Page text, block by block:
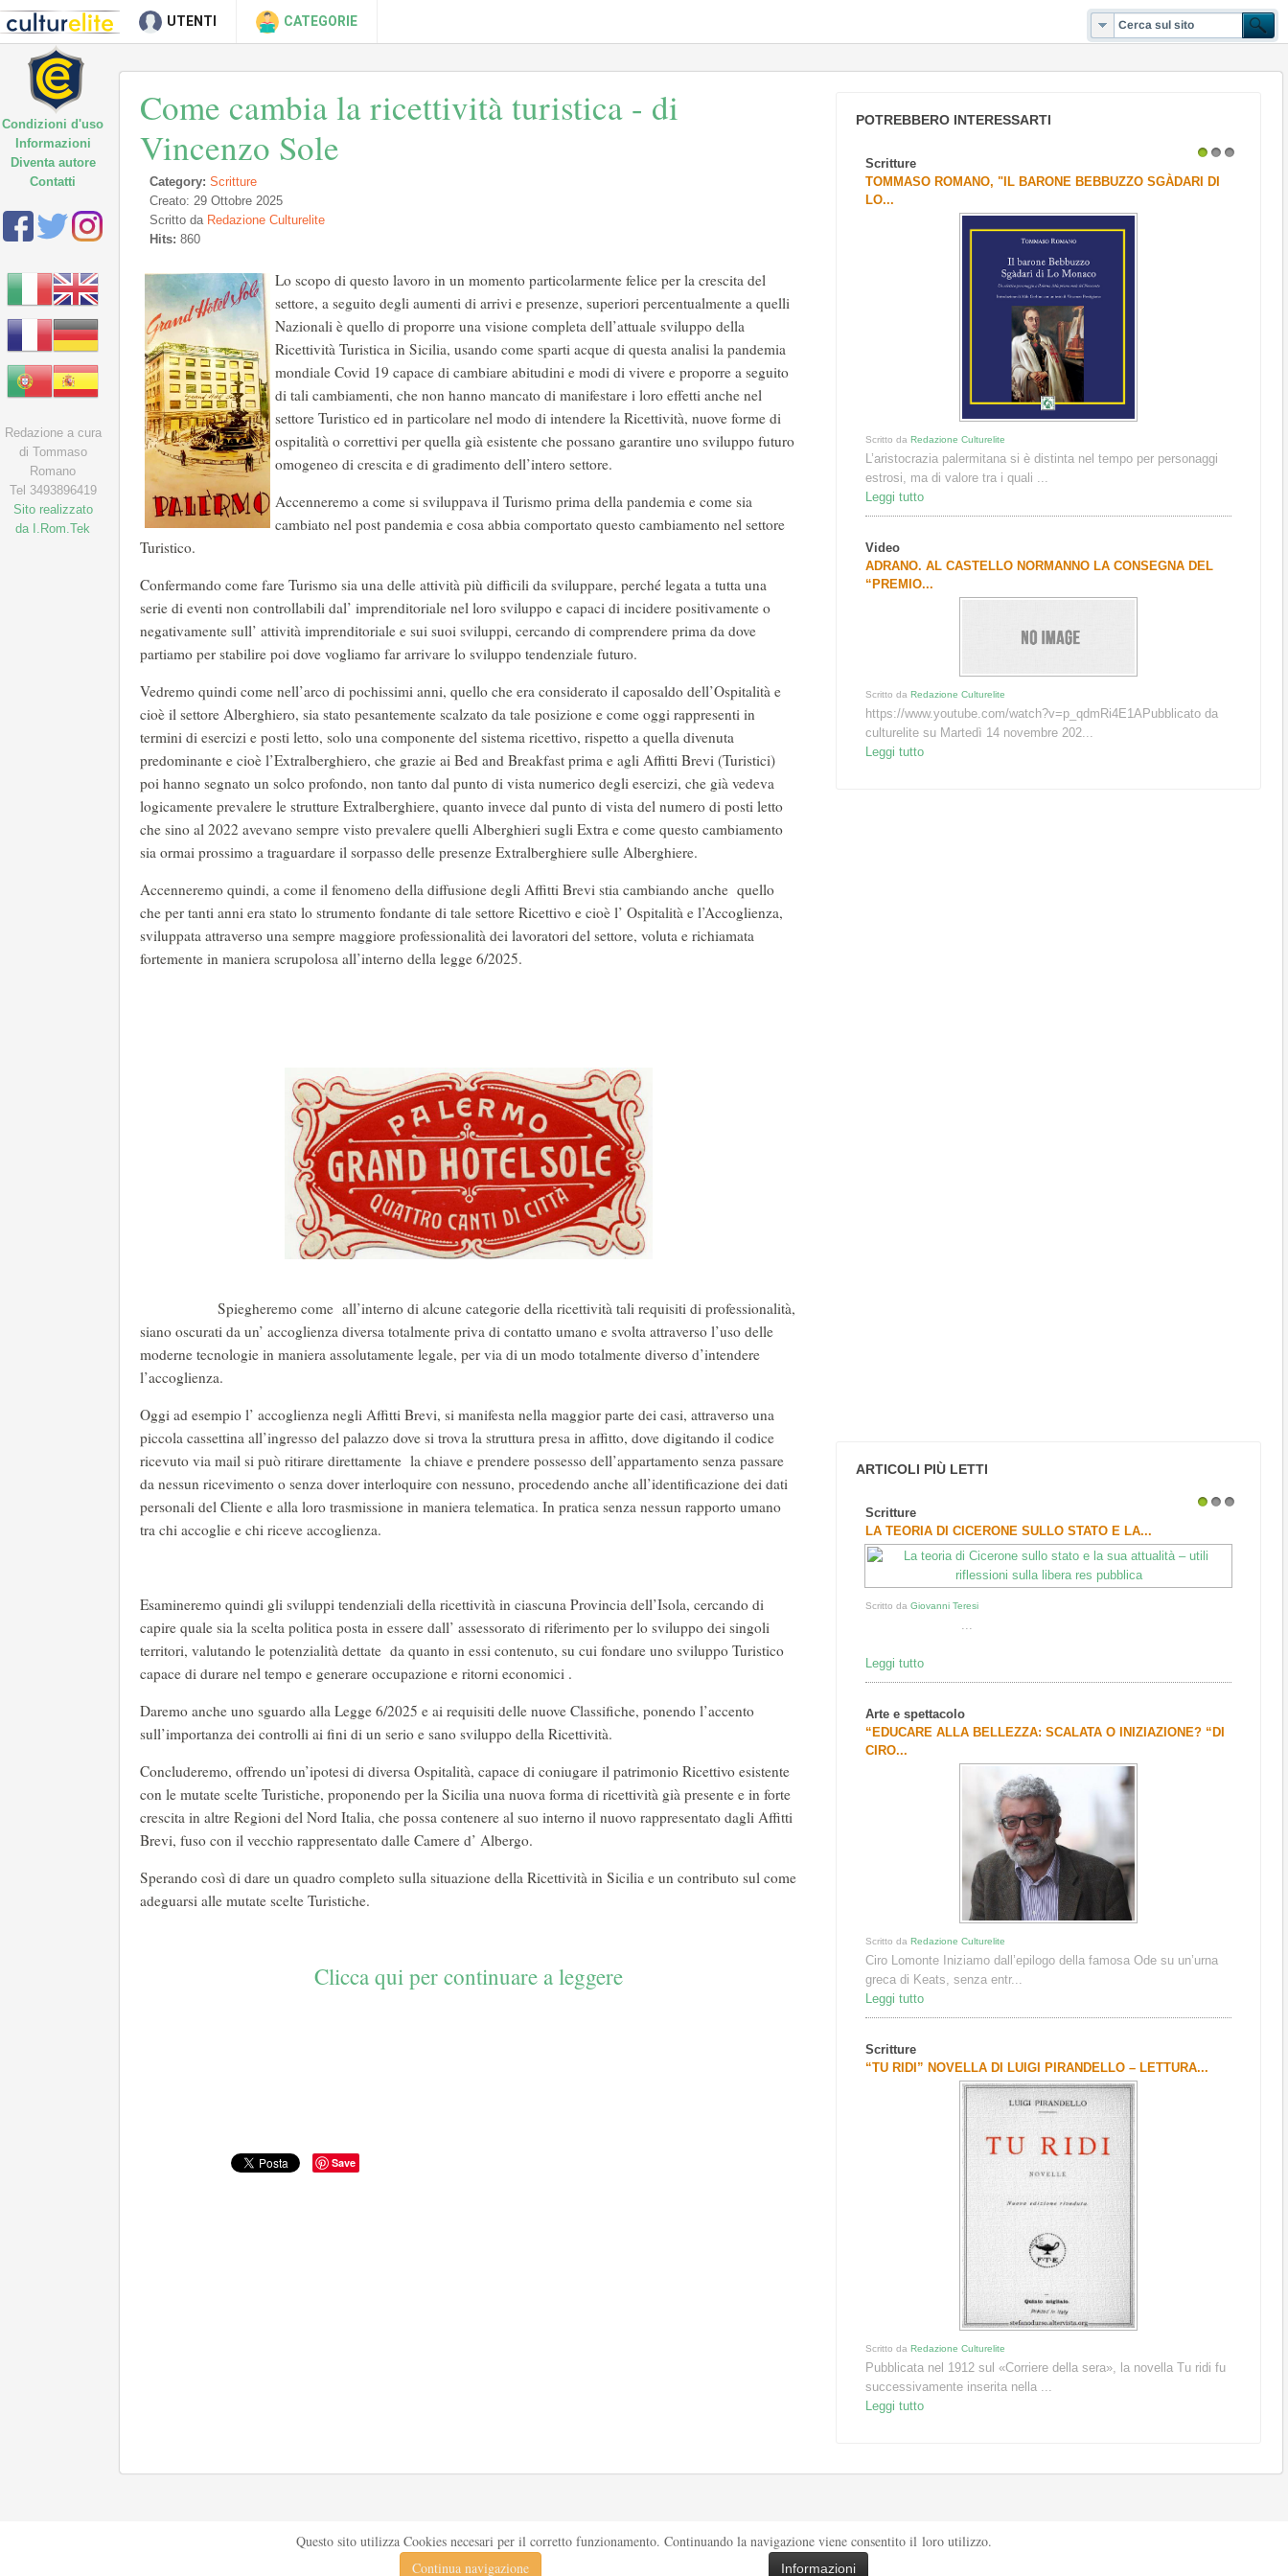
UTENTI CATEGORIE
Come cambia la ricettività turistica - di
Vincenzo Sole
Category: Scritture
Creato: 29 Ottobre 2025
Scritto da Redazione Culturelite
Hits: 860
Lo scopo di questo lavoro in un momento particolarmente felice per la crescita del
settore, a seguito degli aumenti di arrivi e presenze, superiori percentualmente a quelli
Nazionali è quello di proporre una visione completa dell’attuale sviluppo della
Ricettività Turistica in Sicilia, usando come sparti acque di questa analisi la pandemia
mondiale Covid 19 capace di cambiare abitudini e modi di vivere e proporre a seguito
di tali cambiamenti, che non hanno mancato di manifestare i loro effetti anche nel
settore Turistico ed in particolare nel modo di intendere la Ricettività, nuove forme di
ospitalità o correttivi per quella già esistente che possano garantire uno sviluppo futuro
omogeneo di crescita e di gradimento dell’intero settore.
Accenneremo a come si sviluppava il Turismo prima della pandemia e come sia
cambiato nel post pandemia e cosa abbia comportato questo cambiamento nel settore
Turistico.
Confermando come fare Turismo sia una delle attività più difficili da sviluppare, perché legata a tutta una
serie di eventi non controllabili dal’ imprenditoriale nel loro sviluppo e capaci di incidere positivamente o
negativamente sull’ attività imprenditoriale e sui suoi sviluppi, cercando di comprendere prima da dove
partiamo per stabilire poi dove vogliamo far arrivare lo sviluppo tendenziale futuro.
Vedremo quindi come nell’arco di pochissimi anni, quello che era considerato il caposaldo dell’Ospitalità e
cioè il settore Alberghiero, sia stato pesantemente scalzato da tale posizione e come oggi rappresenti in
termini di esercizi e posti letto, solo una componente del sistema ricettivo, rispetto a quella divenuta
predominante e cioè l’Extralberghiero, che grazie ai Bed and Breakfast prima e agli Affitti Brevi (Turistici)
poi hanno segnato un solco profondo, non tanto dal punto di vista numerico degli esercizi, che già vedeva
logicamente prevalere le strutture Extralberghiere, quanto invece dal punto di vista del numero di posti letto
che sino al 2022 avevano sempre visto prevalere quelli Alberghieri sugli Extra e come questo cambiamento
sia ormai prossimo a traguardare il sorpasso delle presenze Extralberghiere sulle Alberghiere.
Accenneremo quindi, a come il fenomeno della diffusione degli Affitti Brevi stia cambiando anche quello
che per tanti anni era stato lo strumento fondante di tale settore Ricettivo e cioè l’ Ospitalità e l’Accoglienza,
sviluppata attraverso una sempre maggiore professionalità dei lavoratori del settore, voluta e richiamata
fortemente in maniera scrupolosa all’interno della legge 6/2025.
Spiegheremo come all’interno di alcune categorie della ricettività tali requisiti di professionalità,
siano oscurati da un’ accoglienza diversa totalmente priva di contatto umano e svolta attraverso l’uso delle
moderne tecnologie in maniera assolutamente legale, per via di un modo totalmente diverso d’intendere
l’accoglienza.
Oggi ad esempio l’ accoglienza negli Affitti Brevi, si manifesta nella maggior parte dei casi, attraverso una
piccola cassettina all’ingresso del palazzo dove si trova la struttura presa in affitto, dove digitando il codice
ricevuto via mail si può ritirare direttamente la chiave e prendere possesso dell’appartamento senza passare
da nessun ricevimento o senza dover interloquire con nessuno, procedendo anche all’identificazione dei dati
personali del Cliente e alla loro trasmissione in maniera telematica. In pratica senza nessun rapporto umano
tra chi accoglie e chi riceve accoglienza.
Esamineremo quindi gli sviluppi tendenziali della ricettività in ciascuna Provincia dell’Isola, cercando di
capire quale sia la scelta politica posta in essere dall’ assessorato di riferimento per lo sviluppo dei singoli
territori, valutando le potenzialità dettate da quanto in essi contenuto, su cui fondare uno sviluppo Turistico
capace di durare nel tempo e generare occupazione e ritorni economici .
Daremo anche uno sguardo alla Legge 6/2025 e ai requisiti delle nuove Classifiche, ponendo l’accento
sull’importanza dei controlli ai fini di un serio e sano sviluppo della Ricettività.
Concluderemo, offrendo un’ipotesi di diversa Ospitalità, capace di coniugare il patrimonio Ricettivo esistente
con le mutate scelte Turistiche, proponendo per la Sicilia una nuova forma di ricettività già presente e in forte
crescita in altre Regioni del Nord Italia, che possa contenere al suo interno il nuovo rappresentato dagli Affitti
Brevi, fuso con il vecchio rappresentato dalle Camere d’ Albergo.
Sperando così di dare un quadro completo sulla situazione della Ricettività in Sicilia e un contributo sul come
adeguarsi alle mutate scelte Turistiche.
Clicca qui per continuare a leggere
Save
POTREBBERO INTERESSARTI
Scritture
TOMMASO ROMANO, "IL BARONE BEBBUZZO SGÀDARI DI
LO...
Scritto daRedazione Culturelite
L’aristocrazia palermitana si è distinta nel tempo per personaggi
estrosi, ma di valore tra i quali ...
Leggi tutto
Video
ADRANO. AL CASTELLO NORMANNO LA CONSEGNA DEL
“PREMIO...
Scritto daRedazione Culturelite
https://www.youtube.com/watch?v=p_qdmRi4E1APubblicato da
culturelite su Martedì 14 novembre 202...
Leggi tutto
ARTICOLI PIÙ LETTI
Scritture
LA TEORIA DI CICERONE SULLO STATO E LA...
Scritto daGiovanni Teresi
...
Leggi tutto
Arte e spettacolo
“EDUCARE ALLA BELLEZZA: SCALATA O INIZIAZIONE? “DI
CIRO...
Scritto daRedazione Culturelite
Ciro Lomonte Iniziamo dall’epilogo della famosa Ode su un’urna
greca di Keats, senza entr...
Leggi tutto
Scritture
“TU RIDI” NOVELLA DI LUIGI PIRANDELLO – LETTURA...
Scritto daRedazione Culturelite
Pubblicata nel 1912 sul «Corriere della sera», la novella Tu ridi fu
successivamente inserita nella ...
Leggi tutto
Condizioni d'uso
Informazioni
Diventa autore
Contatti
Redazione a cura
di Tommaso
Romano
Tel 3493896419
Sito realizzato
da I.Rom.Tek
Questo sito utilizza Cookies necesari per il corretto funzionamento. Continuando la navigazione viene consentito il loro utilizzo.
Continua navigazione
Informazioni